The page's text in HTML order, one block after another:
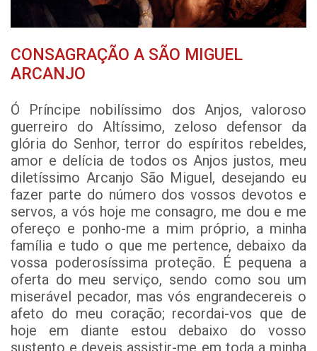
CONSAGRAÇÃO A SÃO MIGUEL
ARCANJO
Ó Príncipe nobilíssimo dos Anjos, valoroso
guerreiro do Altíssimo, zeloso defensor da
glória do Senhor, terror do espíritos rebeldes,
amor e delícia de todos os Anjos justos, meu
diletíssimo Arcanjo São Miguel, desejando eu
fazer parte do número dos vossos devotos e
servos, a vós hoje me consagro, me dou e me
ofereço e ponho-me a mim próprio, a minha
família e tudo o que me pertence, debaixo da
vossa poderosíssima proteção. É pequena a
oferta do meu serviço, sendo como sou um
miserável pecador, mas vós engrandecereis o
afeto do meu coração; recordai-vos que de
hoje em diante estou debaixo do vosso
sustento e deveis assistir-me em toda a minha